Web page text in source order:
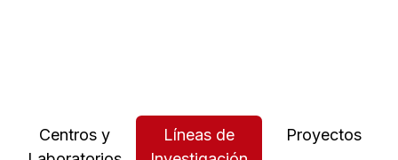
Centros y
Líneas de
Proyectos